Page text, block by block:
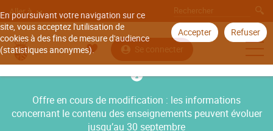
En poursuivant votre navigation sur ce
site, vous acceptez l'utilisation de
cookies à des fins de mesure d'audience
(statistiques anonymes).
Accepter Refuser
Aller à
Se connecter
Offre en cours de modification : les informations
concernant le contenu des enseignements peuvent évoluer
jusqu’au 30 septembre